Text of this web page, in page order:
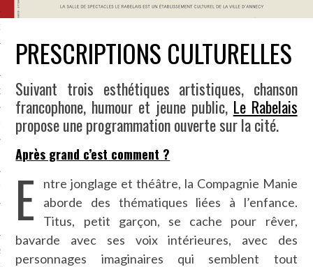
EN VOD
PRESCRIPTIONS CULTURELLES
Suivant trois esthétiques artistiques, chanson
francophone, humour et jeune public, Le Rabelais
propose une programmation ouverte sur la cité.
Après grand c’est comment ?
E
ntre jonglage et théâtre, la Compagnie Manie
aborde des thématiques liées à l’enfance.
Titus, petit garçon, se cache pour rêver,
bavarde avec ses voix intérieures, avec des
personnages imaginaires qui semblent tout